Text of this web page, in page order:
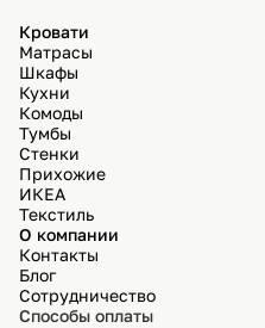
Кровати
Матрасы
Шкафы
Кухни
Комоды
Тумбы
Стенки
Прихожие
ИКЕА
Текстиль
О компании
Контакты
Блог
Сотрудничество
Способы оплаты